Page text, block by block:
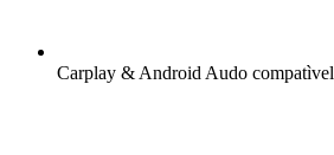
Carplay & Android Audo compatìvel